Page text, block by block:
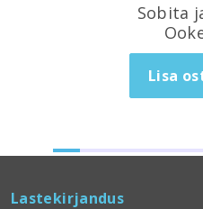
Sobita
Lisa
Lastekirjandus